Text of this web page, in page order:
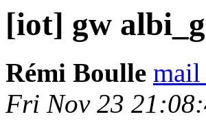
[iot] gw
Rémi Boulle
Fri Nov 23